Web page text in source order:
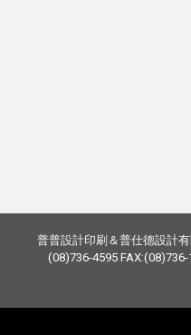
普普設計印刷＆普仕德設計
(08)736-4595